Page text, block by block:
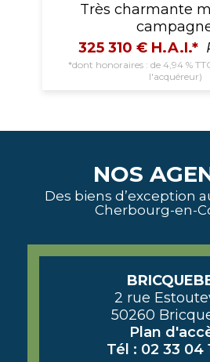
Très charmante
325 310 € H.A.I.*
*dont honoraires : de 4,94 %
l'acquéreur)
NOS
Des biens d’exception
Cherbourg-en-
2 rue
50260
Plan
Tél : 02 33 04